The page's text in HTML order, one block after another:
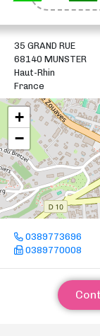
35 GRAND RUE
68140 MUNSTER
Haut-Rhin
France
+
−
0389773696
0389770008